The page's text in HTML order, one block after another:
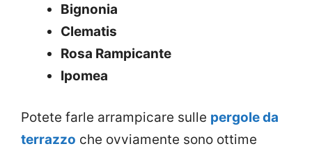
Bignonia
Clematis
Rosa Rampicante
Ipomea
Potete farle arrampicare sulle pergole da
terrazzo che ovviamente sono ottime